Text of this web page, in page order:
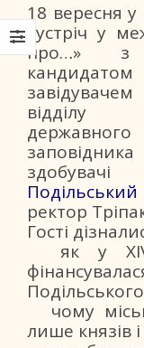
18 вересня у
зустріч у
про…» з
відділу
ректор
Гості
як у
чому
лише князів